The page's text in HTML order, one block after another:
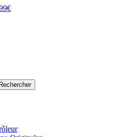
Rechercher